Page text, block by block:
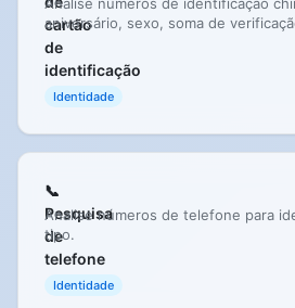
cartão
de
identificação
aniversário, sexo, soma de
Identidade
📞
Pesquisa
de
telefone
Analise números de telefone para
tipo.
Identidade